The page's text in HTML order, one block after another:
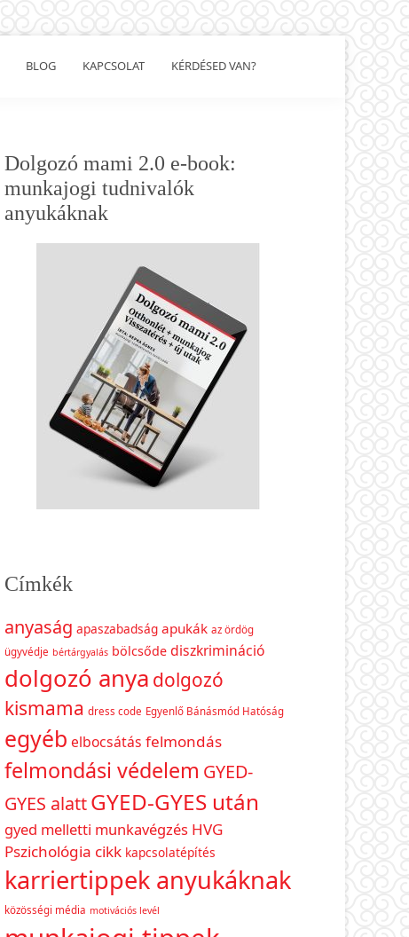
BLOG KAPCSOLAT KÉRDÉSED VAN?
Elsődleges
oldalsáv
Dolgozó mami 2.0 e-book:
munkajogi tudnivalók
anyukáknak
Címkék
anyaság apaszabadság apukák az ördög
ügyvédje bértárgyalás bölcsőde diszkrimináció
dolgozó anya dolgozó
kismama dress code Egyenlő Bánásmód Hatóság
egyéb elbocsátás felmondás
felmondási védelem GYED-
GYES alattGYED-GYES után
gyed melletti munkavégzés HVG
Pszichológia cikk kapcsolatépítés
karriertippek anyukáknak
közösségi média motivációs levél